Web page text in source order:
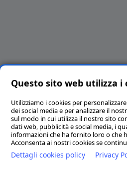
Questo sito web utilizza i
Utilizziamo i cookies per
dei social media e per analizzare il
sul modo in cui utilizza il nostro sito
dati web, pubblicità e social media, i
informazioni che ha fornito loro o che
Acconsenta ai nostri cookies se
Dettagli cookies policy Privacy